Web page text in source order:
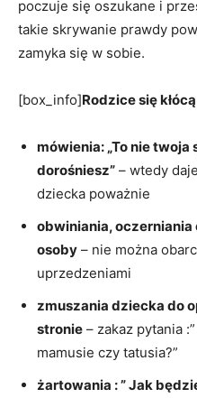
poczuje się oszukane i
takie skrywanie prawdy
zamyka się w sobie.
[box_info]Rodzice się
mówienia: „To nie twoja
dorośniesz” – wtedy
dziecka poważnie
obwiniania,
osoby – nie można
uprzedzeniami
zmuszania dziecka do
stronie – zakaz pytania
mamusie czy tatusia?”
żartowania : ” Jak